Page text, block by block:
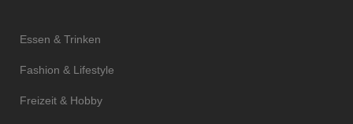
Essen & Trinken
Fashion & Lifestyle
Freizeit & Hobby